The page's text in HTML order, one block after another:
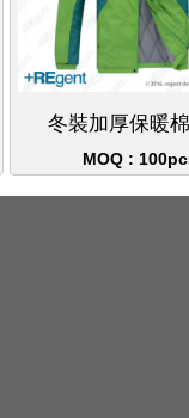
冬裝加厚保暖
MOQ :